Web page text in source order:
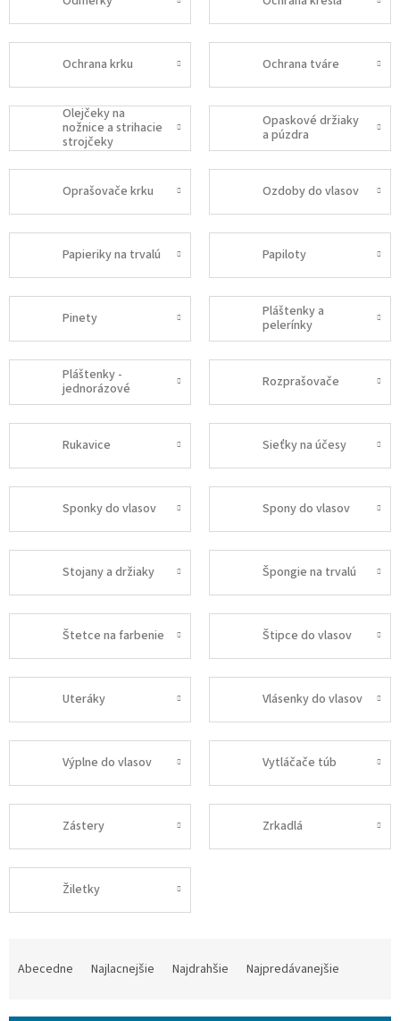
Ochrana krku Ochrana tváre
Olejčeky na
nožnice a strihacie
strojčeky
Opaskové držiaky
a púzdra
Oprašovače krku Ozdoby do vlasov
Papieriky na trvalú Papiloty
Pinety
Pláštenky a
pelerínky
Pláštenky -
jednorázové
Rozprašovače
Rukavice Sieťky na účesy
Sponky do vlasov Spony do vlasov
Stojany a držiaky Špongie na trvalú
Štetce na farbenie Štipce do vlasov
Uteráky Vlásenky do vlasov
Výplne do vlasov Vytláčače túb
Zástery Zrkadlá
Žiletky
Abecedne Najlacnejšie Najdrahšie Najpredávanejšie